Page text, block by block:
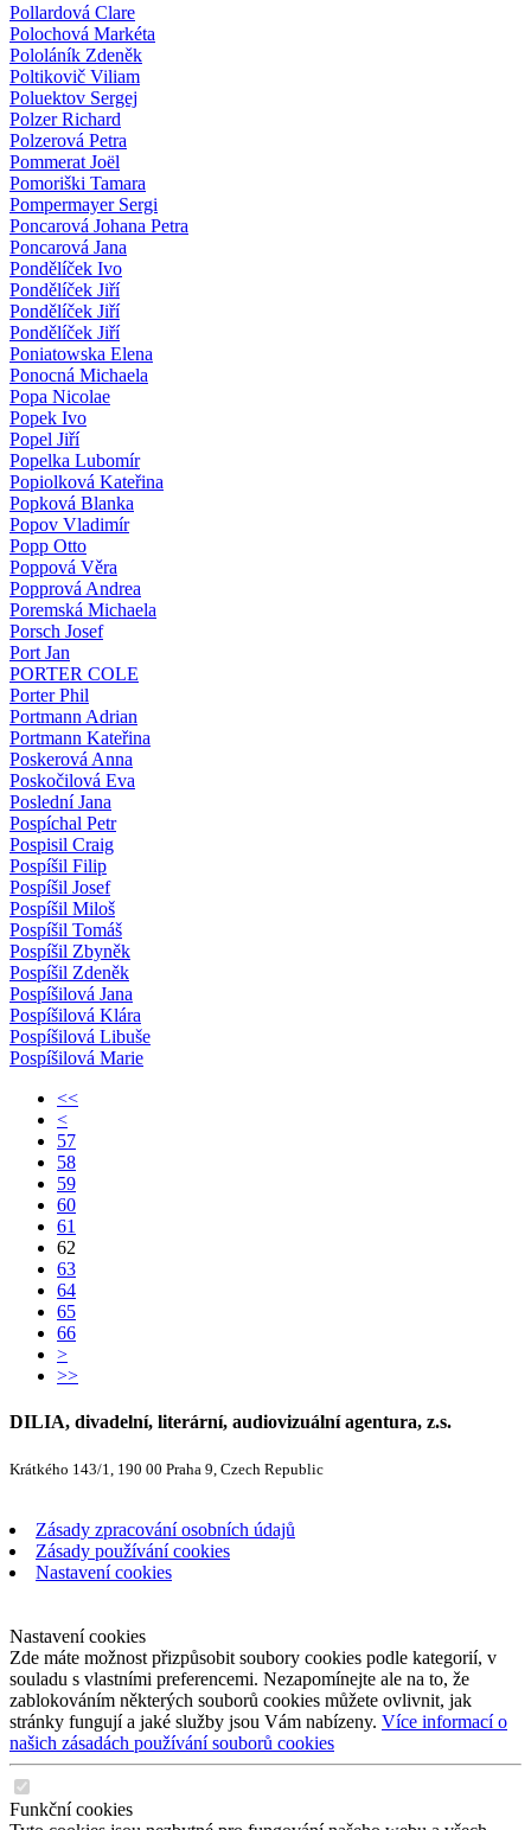
Pollardová Clare
Polochová Markéta
Pololáník Zdeněk
Poltikovič Viliam
Poluektov Sergej
Polzer Richard
Polzerová Petra
Pommerat Joël
Pomoriški Tamara
Pompermayer Sergi
Poncarová Johana Petra
Poncarová Jana
Pondělíček Ivo
Pondělíček Jiří
Pondělíček Jiří
Pondělíček Jiří
Poniatowska Elena
Ponocná Michaela
Popa Nicolae
Popek Ivo
Popel Jiří
Popelka Lubomír
Popiolková Kateřina
Popková Blanka
Popov Vladimír
Popp Otto
Poppová Věra
Popprová Andrea
Poremská Michaela
Porsch Josef
Port Jan
PORTER COLE
Porter Phil
Portmann Adrian
Portmann Kateřina
Poskerová Anna
Poskočilová Eva
Poslední Jana
Pospíchal Petr
Pospisil Craig
Pospíšil Filip
Pospíšil Josef
Pospíšil Miloš
Pospíšil Tomáš
Pospíšil Zbyněk
Pospíšil Zdeněk
Pospíšilová Jana
Pospíšilová Klára
Pospíšilová Libuše
Pospíšilová Marie
<<
<
57
58
59
60
61
62
63
64
65
66
>
>>
DILIA, divadelní, literární, audiovizuální agentura, z.s.
Krátkého 143/1, 190 00 Praha 9, Czech Republic
Zásady zpracování osobních údajů
Zásady používání cookies
Nastavení cookies
Nastavení cookies
Zde máte možnost přizpůsobit soubory cookies podle kategorií, v
souladu s vlastními preferencemi. Nezapomínejte ale na to, že
zablokováním některých souborů cookies můžete ovlivnit, jak
stránky fungují a jaké služby jsou Vám nabízeny. Více informací o
našich zásadách používání souborů cookies
Funkční cookies